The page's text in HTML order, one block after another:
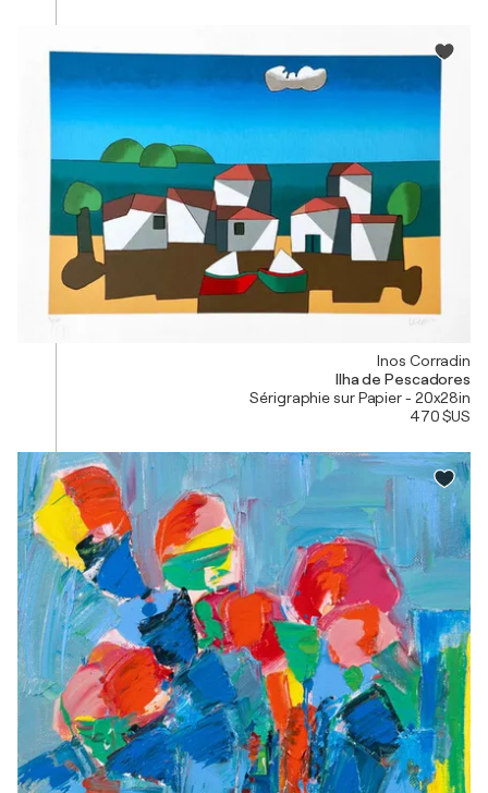
Inos Corradin
Ilha de Pescadores
Sérigraphie sur Papier - 20x28in
470 $US